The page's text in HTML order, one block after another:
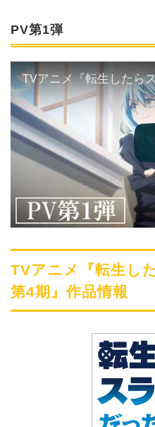
PV第1弾
TVアニメ『転生し
第4期』作品情報